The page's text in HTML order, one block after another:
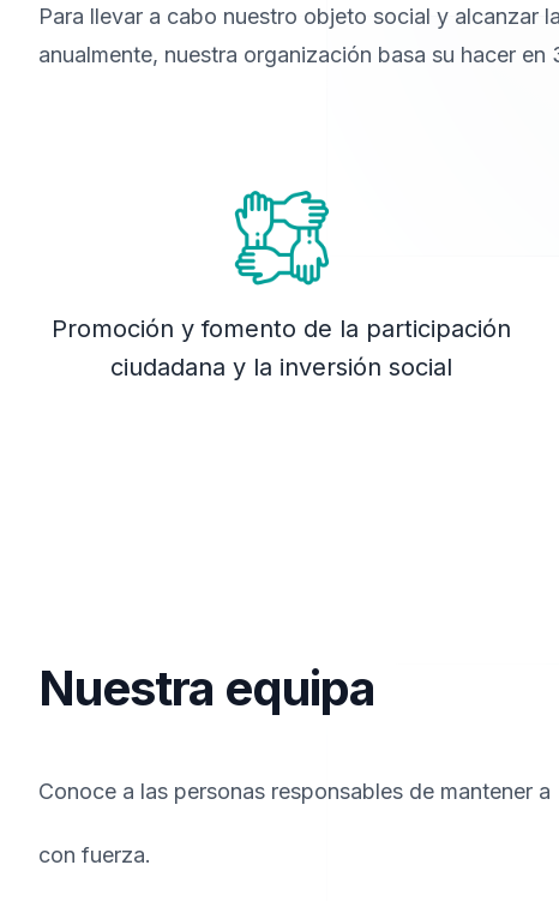
Para llevar a cabo nuestro objeto social y alcanzar
anualmente, nuestra organización basa su hacer en
Promoción y fomento de la participación
ciudadana y la inversión social
Nuestra equipa
Conoce a las personas responsables de mantener a
con fuerza.